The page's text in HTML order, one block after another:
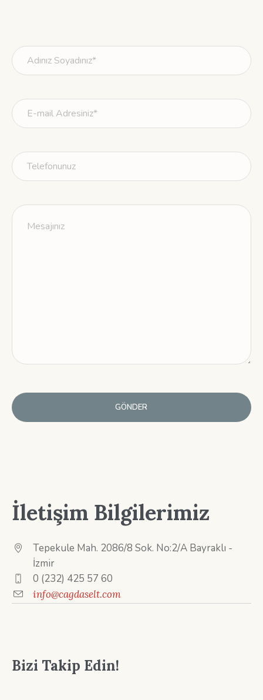
İletişim Bilgilerimiz
Tepekule Mah. 2086/8 Sok. No:2/A Bayraklı -
İzmir
0 (232) 425 57 60
info@cagdaselt.com
Bizi Takip Edin!